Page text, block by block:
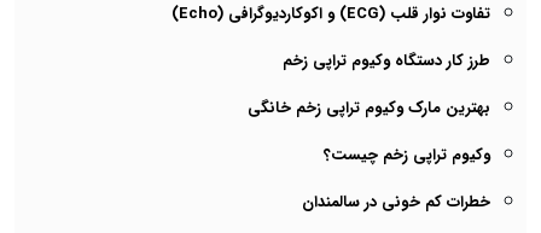
تفاوت نوار قلب (ECG) و اکوکاردیوگرافی (Echo)
طرز کار دستگاه وکیوم تراپی زخم
بهترین مارک وکیوم تراپی زخم خانگی
وکیوم تراپی زخم چیست؟
خطرات کم خونی در سالمندان